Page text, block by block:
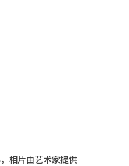
相片由艺术家提供